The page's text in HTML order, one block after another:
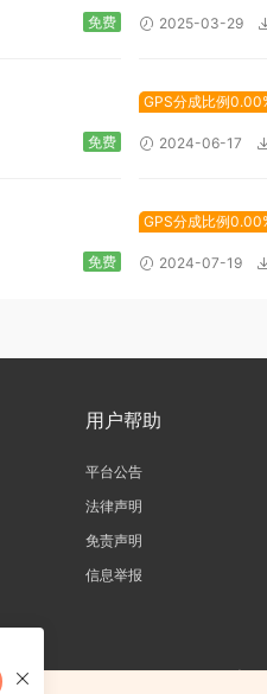
免费 2025-03-29
免费
GPS分成比例
2024-06-17
免费
GPS分成比例
2024-07-19
用户帮助
平台公告
法律声明
免责声明
信息举报